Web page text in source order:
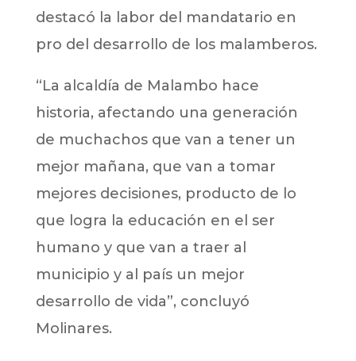
destacó la labor del mandatario en
pro del desarrollo de los malamberos.
“La alcaldía de Malambo hace
historia, afectando una generación
de muchachos que van a tener un
mejor mañana, que van a tomar
mejores decisiones, producto de lo
que logra la educación en el ser
humano y que van a traer al
municipio y al país un mejor
desarrollo de vida”, concluyó
Molinares.